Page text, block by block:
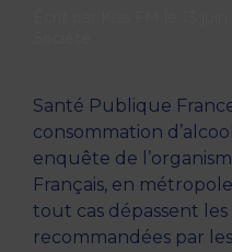
Santé Publique
consommation
enquête de
Français, en
tout cas dépassent
recommandées par